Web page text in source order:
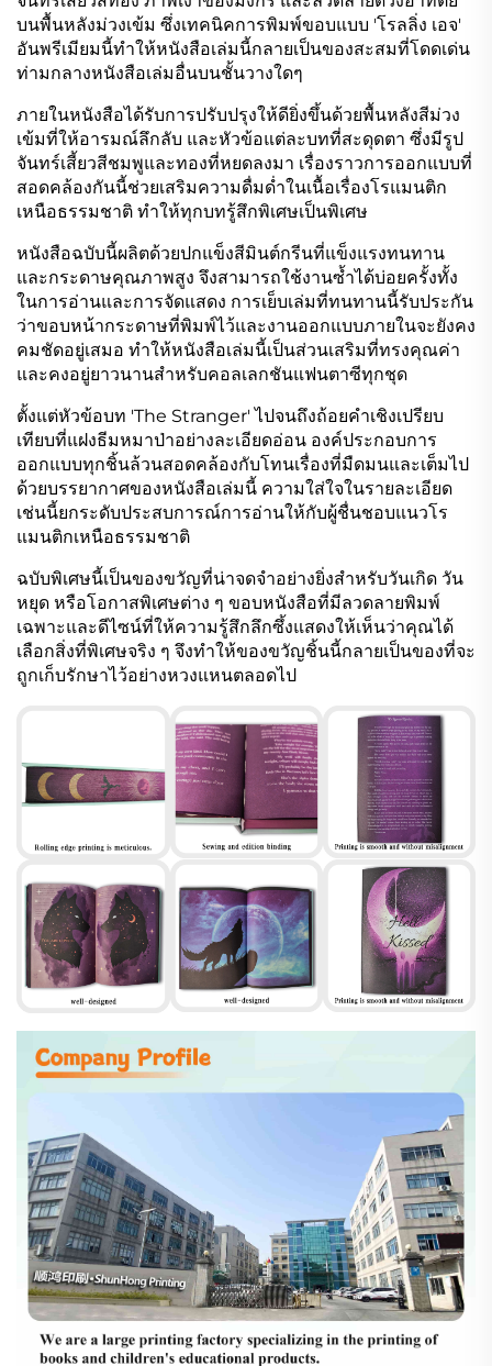
บนพื้นหลังม่วงเข้ม ซึ่งเทคนิคการพิมพ์ขอบแบบ 'โรลลิ่ง เอจ'
อันพรีเมียมนี้ทำให้หนังสือเล่มนี้กลายเป็นของสะสมที่โดดเด่น
ท่ามกลางหนังสือเล่มอื่นบนชั้นวางใดๆ
ภายในหนังสือได้รับการปรับปรุงให้ดียิ่งขึ้นด้วยพื้นหลังสีม่วง
เข้มที่ให้อารมณ์ลึกลับ และหัวข้อแต่ละบทที่สะดุดตา ซึ่งมีรูป
จันทร์เสี้ยวสีชมพูและทองที่หยดลงมา เรื่องราวการออกแบบที่
สอดคล้องกันนี้ช่วยเสริมความดื่มด่ำในเนื้อเรื่องโรแมนติก
เหนือธรรมชาติ ทำให้ทุกบทรู้สึกพิเศษเป็นพิเศษ
หนังสือฉบับนี้ผลิตด้วยปกแข็งสีมินต์กรีนที่แข็งแรงทนทาน
และกระดาษคุณภาพสูง จึงสามารถใช้งานซ้ำได้บ่อยครั้งทั้ง
ในการอ่านและการจัดแสดง การเย็บเล่มที่ทนทานนี้รับประกัน
ว่าขอบหน้ากระดาษที่พิมพ์ไว้และงานออกแบบภายในจะยังคง
คมชัดอยู่เสมอ ทำให้หนังสือเล่มนี้เป็นส่วนเสริมที่ทรงคุณค่า
และคงอยู่ยาวนานสำหรับคอลเลกชันแฟนตาซีทุกชุด
ตั้งแต่หัวข้อบท 'The Stranger' ไปจนถึงถ้อยคำเชิงเปรียบ
เทียบที่แฝงธีมหมาป่าอย่างละเอียดอ่อน องค์ประกอบการ
ออกแบบทุกชิ้นล้วนสอดคล้องกับโทนเรื่องที่มืดมนและเต็มไป
ด้วยบรรยากาศของหนังสือเล่มนี้ ความใส่ใจในรายละเอียด
เช่นนี้ยกระดับประสบการณ์การอ่านให้กับผู้ชื่นชอบแนวโร
แมนติกเหนือธรรมชาติ
ฉบับพิเศษนี้เป็นของขวัญที่น่าจดจำอย่างยิ่งสำหรับวันเกิด วัน
หยุด หรือโอกาสพิเศษต่าง ๆ ขอบหนังสือที่มีลวดลายพิมพ์
เฉพาะและดีไซน์ที่ให้ความรู้สึกลึกซึ้งแสดงให้เห็นว่าคุณได้
เลือกสิ่งที่พิเศษจริง ๆ จึงทำให้ของขวัญชิ้นนี้กลายเป็นของที่จะ
ถูกเก็บรักษาไว้อย่างหวงแหนตลอดไป